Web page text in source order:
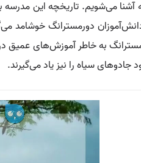
آشنا می‌شویم. تاریخچه این
دورمسترانگ خوشامد
به خاطر آموزش‌های
جادوهای سیاه را نیز یاد می‌گیرند.